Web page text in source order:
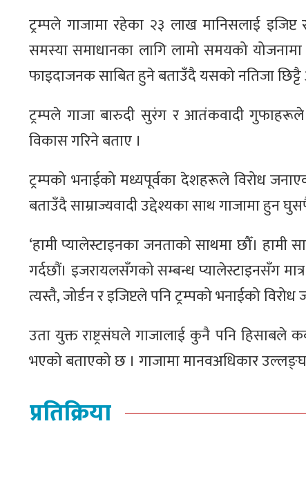
ट्रम्पले गाजामा रहेका २३ लाख मानिसलाई
समस्या समाधानका लागि लामो समयको
फाइदाजनक साबित हुने बताउँदै यसको नतिजा
ट्रम्पले गाजा बारुदी सुरंग र आतंकवादी
विकास गरिने बताए ।
ट्रम्पको भनाईको मध्यपूर्वका देशहरूले विरोध
बताउँदै साम्राज्यवादी उद्देश्यका साथ गाजामा हुन
‘हामी प्यालेस्टाइनका जनताको साथमा छौँ। हामी
गर्दछौं। इजरायलसँगको सम्बन्ध प्यालेस्टाइनसँग
त्यस्तै, जोर्डन र इजिप्टले पनि ट्रम्पको भनाईको
उता युक्त राष्ट्रसंघले गाजालाई कुनै पनि हिसाबले
भएको बताएको छ । गाजामा मानवअधिकार
प्रतिक्रिया